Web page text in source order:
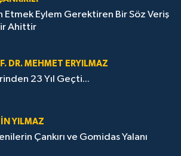
Etmek Eylem Gerektiren Bir Söz Veriş
Ahittir
DR. MEHMET ERYILMAZ
23 Yıl Geçti...
YILMAZ
Çankırı ve Gomidas Yalanı